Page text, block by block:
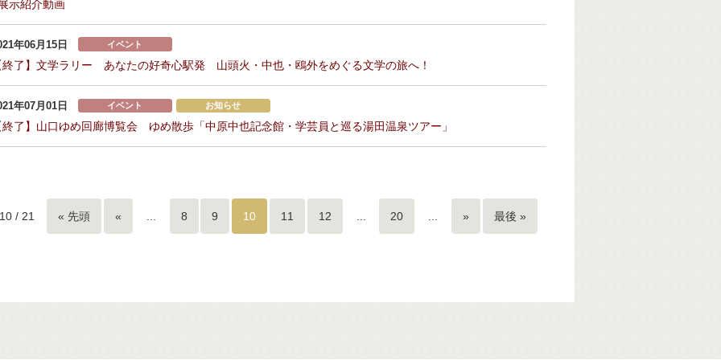
示紹介動画
年06月15日 イベント
終了】文学ラリー あなたの好奇心駅発 山頭火・中也・鴎外をめぐる文学の旅へ！
年07月01日 イベント お知らせ
終了】山口ゆめ回廊博覧会 ゆめ散歩「中原中也記念館・学芸員と巡る湯田温泉ツアー」
/ 21 « 先頭 « 8 9 10 11 12 20 » 最後 »